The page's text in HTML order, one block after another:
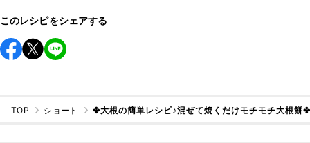
このレシピをシェアする
TOP ショート ✤大根の簡単レシピ♪混ぜて焼くだけモチモチ大根餅✤